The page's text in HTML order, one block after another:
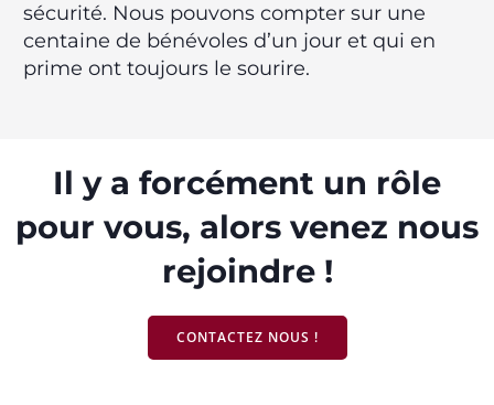
sécurité. Nous pouvons compter sur une
centaine de bénévoles d’un jour et qui en
prime ont toujours le sourire.
Il y a forcément un rôle
pour vous, alors venez nous
rejoindre !
CONTACTEZ NOUS !